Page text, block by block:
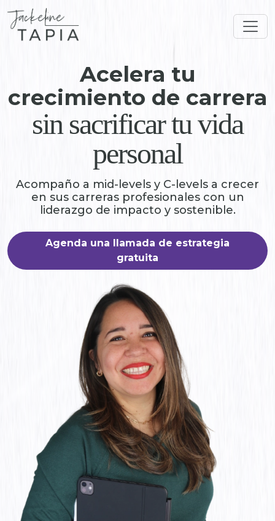
Acelera tu
crecimiento de carrera
sin sacrificar tu vida
personal
Acompaño a mid-levels y C-levels a crecer
en sus carreras profesionales con un
liderazgo de impacto y sostenible.
Agenda una llamada de estrategia
gratuita